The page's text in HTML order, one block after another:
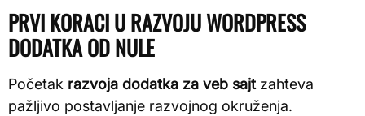
PRVI KORACI U RAZVOJU WORDPRESS
DODATKA OD NULE
Početak razvoja dodatka za veb sajtzahteva
pažljivo postavljanje razvojnog okruženja.